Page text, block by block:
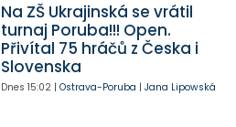
Na ZŠ Ukrajinská se vrátil
turnaj Poruba!!! Open.
Přivítal 75 hráčů z Česka i
Slovenska
Dnes 15:02| Ostrava-Poruba | Jana Lipowská